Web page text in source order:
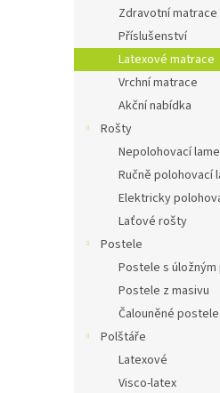
e
l
Zdravotní matrace
Příslušenství
Latexové matrace
Vrchní matrace
Akční nabídka
Rošty
Nepolohovací
Ručně polohovací
Elektricky
Laťové rošty
Postele
Postele s
Postele z masivu
Čalouněné postele
Polštáře
Latexové
Visco-latex